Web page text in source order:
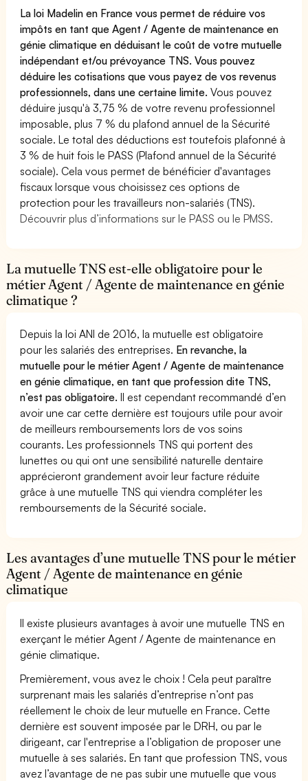
La loi Madelin en France vous permet de réduire vos
impôts en tant que Agent / Agente de maintenance en
génie climatique en déduisant le coût de votre mutuelle
indépendant et/ou prévoyance TNS. Vous pouvez
déduire les cotisations que vous payez de vos revenus
professionnels, dans une certaine limite.Vous pouvez
déduire jusqu'à 3,75 % de votre revenu professionnel
imposable, plus 7 % du plafond annuel de la Sécurité
sociale. Le total des déductions est toutefois plafonné à
3 % de huit fois le PASS (Plafond annuel de la Sécurité
sociale). Cela vous permet de bénéficier d'avantages
fiscaux lorsque vous choisissez ces options de
protection pour les travailleurs non-salariés (TNS).
Découvrir plus d’informations sur le PASS ou le PMSS.
La mutuelle TNS est-elle obligatoire pour le
métier Agent / Agente de maintenance en génie
climatique ?
Depuis la loi ANI de 2016, la mutuelle est obligatoire
pour les salariés des entreprises. En revanche, la
mutuelle pour le métier Agent / Agente de maintenance
en génie climatique, en tant que profession dite TNS,
n’est pas obligatoire.Il est cependant recommandé d’en
avoir une car cette dernière est toujours utile pour avoir
de meilleurs remboursements lors de vos soins
courants. Les professionnels TNS qui portent des
lunettes ou qui ont une sensibilité naturelle dentaire
apprécieront grandement avoir leur facture réduite
grâce à une mutuelle TNS qui viendra compléter les
remboursements de la Sécurité sociale.
Les avantages d’une mutuelle TNS pour le métier
Agent / Agente de maintenance en génie
climatique
Il existe plusieurs avantages à avoir une mutuelle TNS en
exerçant le métier Agent / Agente de maintenance en
génie climatique.
Premièrement, vous avez le choix ! Cela peut paraître
surprenant mais les salariés d’entreprise n’ont pas
réellement le choix de leur mutuelle en France. Cette
dernière est souvent imposée par le DRH, ou par le
dirigeant, car l'entreprise a l’obligation de proposer une
mutuelle à ses salariés. En tant que profession TNS, vous
avez l’avantage de ne pas subir une mutuelle que vous